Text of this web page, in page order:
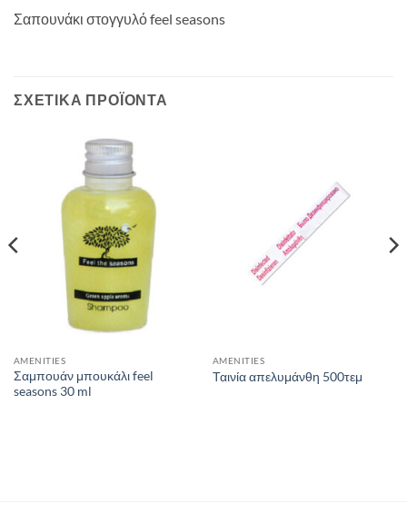
Σαπουνάκι στογγυλό feel seasons
ΣΧΕΤΙΚΆ ΠΡΟΪΌΝΤΑ
AMENITIES
Σαμπουάν μπουκάλι feel
seasons 30 ml
AMENITIES
Ταινία απελυμάνθη 500τεμ